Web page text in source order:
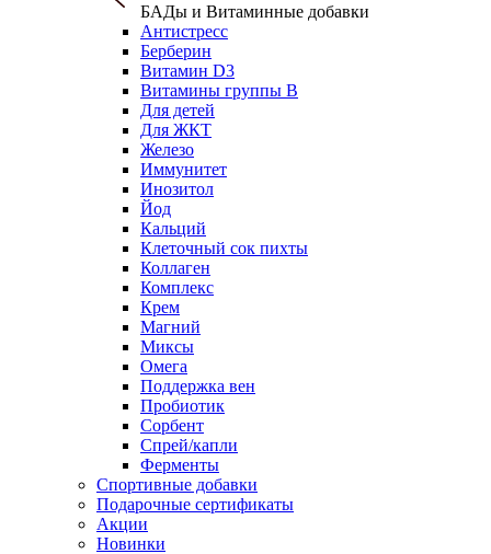
БАДы и Витаминные добавки
Антистресс
Берберин
Витамин D3
Витамины группы B
Для детей
Для ЖКТ
Железо
Иммунитет
Инозитол
Йод
Кальций
Клеточный сок пихты
Коллаген
Комплекс
Крем
Магний
Миксы
Омега
Поддержка вен
Пробиотик
Сорбент
Спрей/капли
Ферменты
Спортивные добавки
Подарочные сертификаты
Акции
Новинки